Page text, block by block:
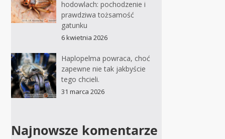
hodowlach: pochodzenie i
prawdziwa tożsamość
gatunku
6 kwietnia 2026
Haplopelma powraca, choć
zapewne nie tak jakbyście
tego chcieli.
31 marca 2026
Najnowsze komentarze